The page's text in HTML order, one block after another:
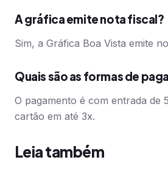
A gráfica emite nota fiscal?
Sim, a Gráfica Boa Vista emite
Quais são as formas de
O pagamento é com entrada de
cartão em até 3x.
Leia também